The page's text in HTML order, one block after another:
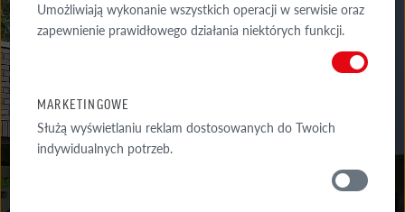
GEESTBRAND
Umożliwiają wykonanie wszystkich operacji w serwisie oraz
zapewnienie prawidłowego działania niektórych funkcji.
MARKETINGOWE
Służą wyświetlaniu reklam dostosowanych do Twoich
indywidualnych potrzeb.